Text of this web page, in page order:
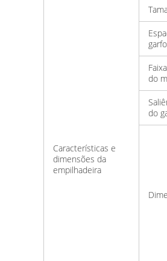
Características e
dimensões da
empilhadeira
do
do